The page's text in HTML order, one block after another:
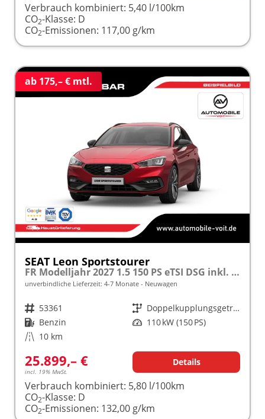
Verbrauch kombiniert: 5,40 l/100km
CO2-Klasse: D
CO2-Emissionen: 117,00 g/km
ab 175,– € mtl.
SEAT Leon Sportstourer
FR Modelljahr 2027 1.5 150 PS eTSI DSG inkl. 5 Jahre Garantie
unverbindliche Lieferzeit: 4-7 Monate Neuwagen
Fahrzeugnr. 53361 Getriebe
Doppelkupplungsgetriebe (DSG)
Kraftstoff Benzin Leistung 110 kW (150 PS)
Kilometerstand 10 km
25.899,– €
incl. 19% MwSt.
Details
Verbrauch kombiniert: 5,80 l/100km
CO2-Klasse: D
CO2-Emissionen: 132,00 g/km